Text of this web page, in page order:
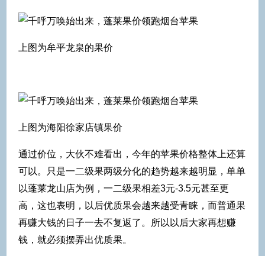
上图为牟平龙泉的果价
上图为海阳徐家店镇果价
通过价位，大伙不难看出，今年的苹果价格整体上还算
可以。只是一二级果两级分化的趋势越来越明显，单单
以蓬莱龙山店为例，一二级果相差3元-3.5元甚至更
高，这也表明，以后优质果会越来越受青睐，而普通果
再赚大钱的日子一去不复返了。所以以后大家再想赚
钱，就必须摆弄出优质果。